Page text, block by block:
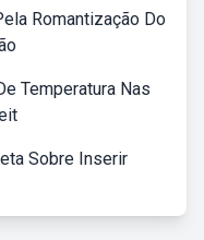
Romantização Do
Temperatura Nas
Sobre Inserir